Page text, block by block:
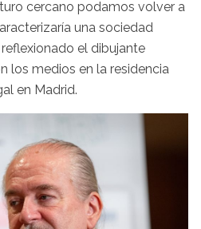
cercano podamos volver a
una sociedad
el dibujante
los medios en la residencia
en Madrid.